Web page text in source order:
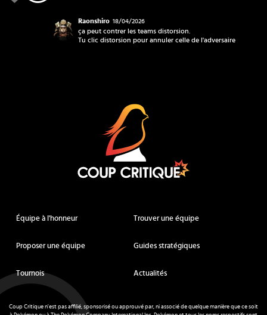
Raonshiro
Raonshiro 18/04/2026
ça peut contrer les teams distorsion.
Tu clic distorsion pour annuler celle de l'adversaire
Équipe à l'honneur Trouver une équipe
Proposer une équipe Guides stratégiques
Tournois Actualités
Coup Critique n'est pas affilié, sponsorisé ou approuvé par, ni associé de quelque manière que ce soit